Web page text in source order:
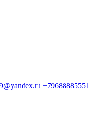
+79688885551